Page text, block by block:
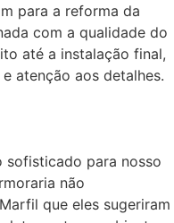
para a reforma da
com a qualidade do
até a instalação final,
atenção aos detalhes.
sofisticado para nosso
não
que eles sugeriram